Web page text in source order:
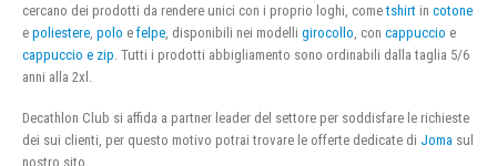
cercano dei prodotti da rendere unici con i proprio loghi, cometshirt in cotone
e poliestere polo e felpe , disponibili nei modelli girocollo , con cappuccio e
cappuccio e zip . Tutti i prodotti abbigliamento sono ordinabili dalla taglia 5/6
anni alla 2xl.
Decathlon Club si affida a partner leader del settore per soddisfare le richieste
dei sui clienti, per questo motivo potrai trovare le offerte dedicate di Joma sul
nostro sito.